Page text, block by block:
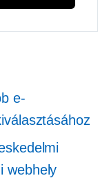
e-
webhely